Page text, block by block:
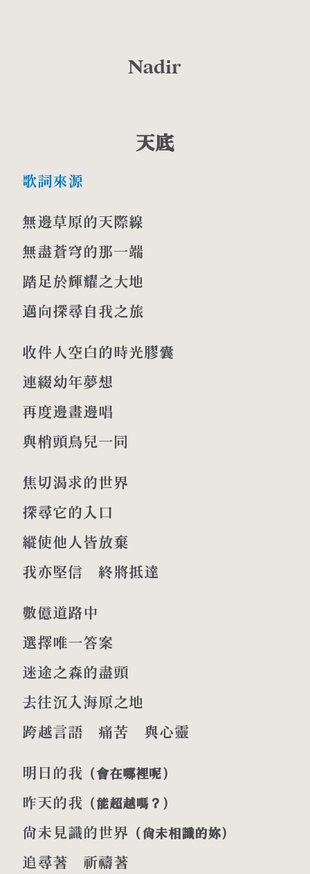
Nadir
天底
歌詞來源
無邊草原的天際線
無盡蒼穹的那一端
踏足於輝耀之大地
邁向探尋自我之旅
收件人空白的時光膠囊
連綴幼年夢想
再度邊畫邊唱
與梢頭鳥兒一同
焦切渴求的世界
探尋它的入口
縱使他人皆放棄
我亦堅信 終將抵達
數億道路中
選擇唯一答案
迷途之森的盡頭
去往沉入海原之地
跨越言語 痛苦 與心靈
明日的我 （會在哪裡呢）
昨天的我 （能超越嗎？）
尚未見識的世界 （尚未相識的妳）
追尋著 祈禱著